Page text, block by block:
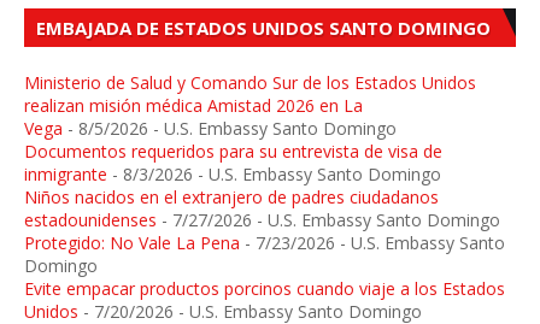
EMBAJADA DE ESTADOS UNIDOS SANTO DOMINGO
Ministerio de Salud y Comando Sur de los Estados Unidos
realizan misión médica Amistad 2026 en La
Vega - 8/5/2026 - U.S. Embassy Santo Domingo
Documentos requeridos para su entrevista de visa de
inmigrante - 8/3/2026 - U.S. Embassy Santo Domingo
Niños nacidos en el extranjero de padres ciudadanos
estadounidenses - 7/27/2026 - U.S. Embassy Santo Domingo
Protegido: No Vale La Pena - 7/23/2026 - U.S. Embassy Santo
Domingo
Evite empacar productos porcinos cuando viaje a los Estados
Unidos - 7/20/2026 - U.S. Embassy Santo Domingo